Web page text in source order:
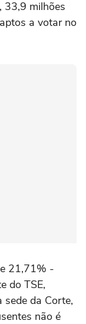
33,9 milhões
a votar no
21,71% -
do TSE,
sede da Corte,
não é